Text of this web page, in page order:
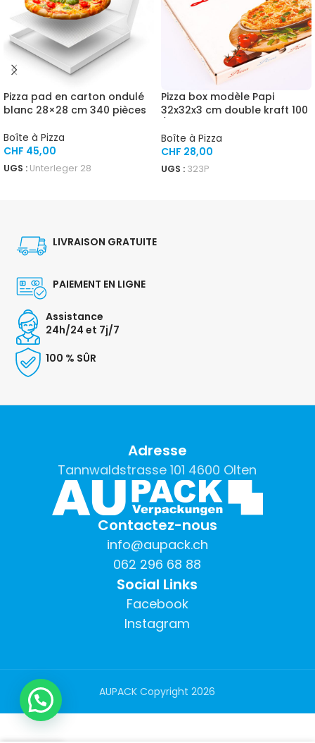
Pizza pad en carton ondulé
blanc 28×28 cm 340 pièces
Boîte à Pizza
CHF 45,00
UGS : Unterleger 28
Pizza box modèle Papi
32x32x3 cm double kraft 100
Boîte à Pizza
CHF 28,00
UGS : 323P
LIVRAISON GRATUITE
PAIEMENT EN LIGNE
Assistance
24h/24 et 7j/7
100 % SÛR
Adresse
Tannwaldstrasse 101 4600 Olten
Contactez-nous
info@aupack.ch
062 296 68 88
Social Links
Facebook
Instagram
AUPACK Copyright2026